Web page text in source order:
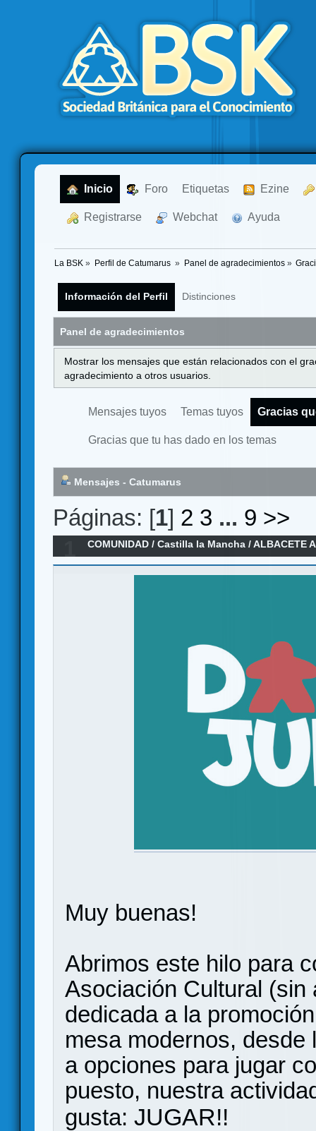
Inicio Foro Etiquetas Ezine
Registrarse Webchat Ayuda
La BSK » Perfil de Catumarus » Panel de agradecimientos»
Información del Perfil Distinciones
Panel de agradecimientos
Mostrar los mensajes que están relacionados con el
agradecimiento a otros usuarios.
Mensajes tuyos Temas tuyos Gracias
Gracias que tu has dado en los temas
Mensajes - Catumarus
Páginas: [1] 2 3 ... 9 >>
COMUNIDAD /Castilla la Mancha /ALBACETE
Muy buenas!
Abrimos este hilo para
Asociación Cultural
dedicada a la
mesa modernos,
a opciones para jugar
puesto, nuestra
gusta: JUGAR!!